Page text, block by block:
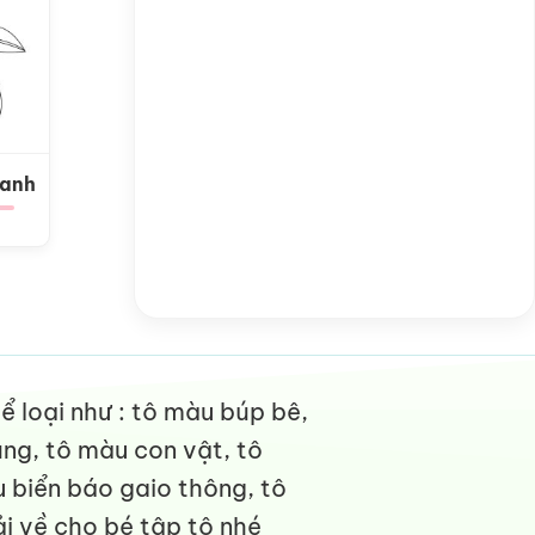
loại như : tô màu búp bê,
tô màu con vật, tô
biển báo gaio thông, tô
về cho bé tập tô nhé